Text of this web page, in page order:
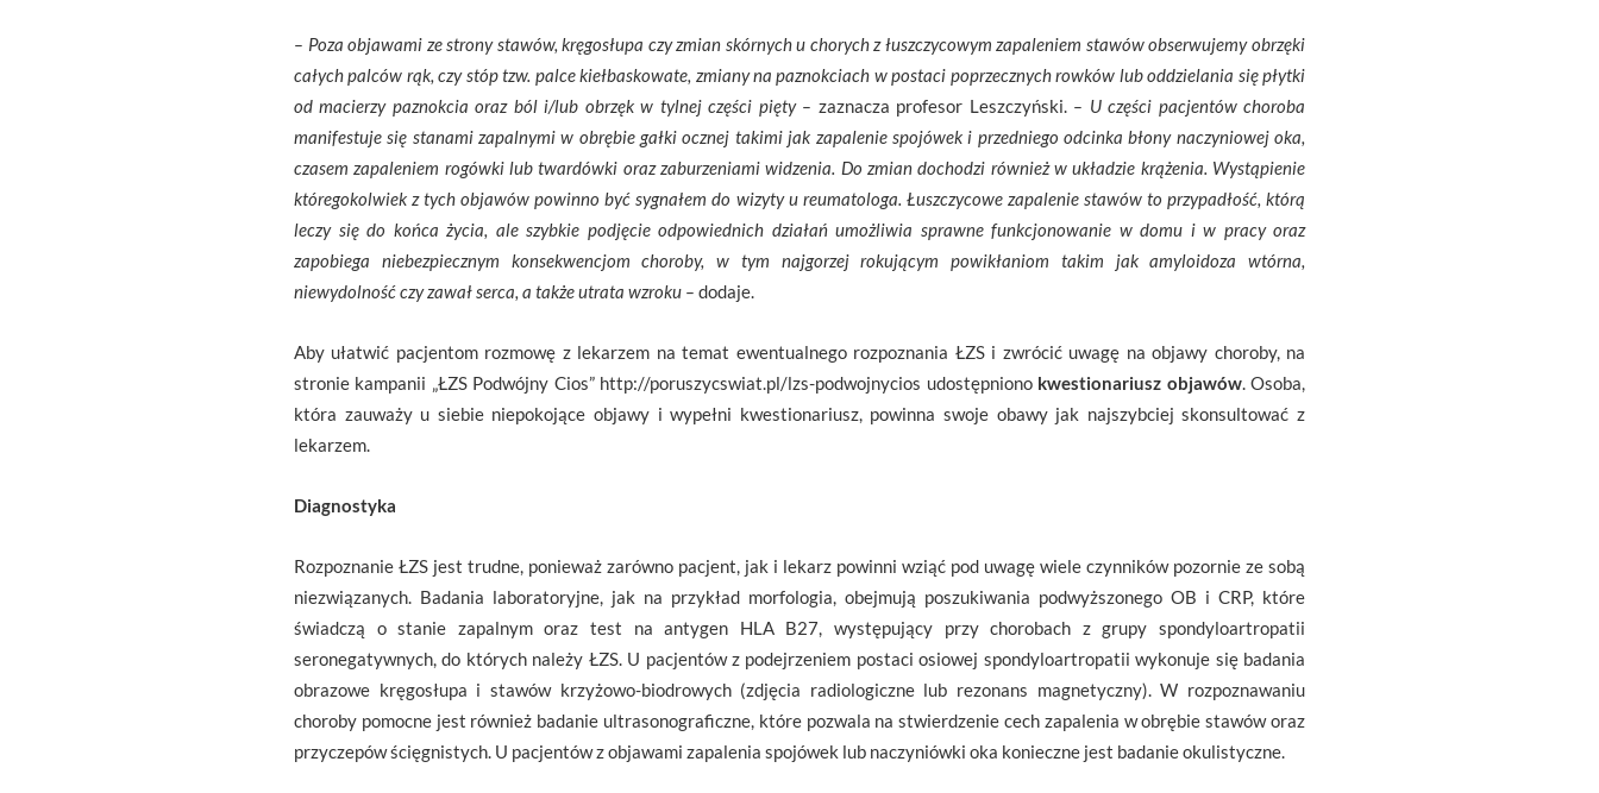
– Poza objawami ze strony stawów, kręgosłupa czy zmian skórnych u chorych z łuszczycowym zapaleniem stawów obserwujemy obrzęki
całych palców rąk, czy stóp tzw. palce kiełbaskowate, zmiany na paznokciach w postaci poprzecznych rowków lub oddzielania się płytki
od macierzy paznokcia oraz ból i/lub obrzęk w tylnej części pięty – zaznacza profesor Leszczyński.– U części pacjentów choroba
manifestuje się stanami zapalnymi w obrębie gałki ocznej takimi jak zapalenie spojówek i przedniego odcinka błony naczyniowej oka,
czasem zapaleniem rogówki lub twardówki oraz zaburzeniami widzenia. Do zmian dochodzi również w układzie krążenia. Wystąpienie
któregokolwiek z tych objawów powinno być sygnałem do wizyty u reumatologa. Łuszczycowe zapalenie stawów to przypadłość, którą
leczy się do końca życia, ale szybkie podjęcie odpowiednich działań umożliwia sprawne funkcjonowanie w domu i w pracy oraz
zapobiega niebezpiecznym konsekwencjom choroby, w tym najgorzej rokującym powikłaniom takim jak amyloidoza wtórna,
niewydolność czy zawał serca, a także utrata wzroku – dodaje.
Aby ułatwić pacjentom rozmowę z lekarzem na temat ewentualnego rozpoznania ŁZS i zwrócić uwagę na objawy choroby, na
stronie kampanii „ŁZS Podwójny Cios” http://poruszycswiat.pl/lzs-podwojnycios udostępniono kwestionariusz objawów. Osoba,
która zauważy u siebie niepokojące objawy i wypełni kwestionariusz, powinna swoje obawy jak najszybciej skonsultować z
lekarzem.
Diagnostyka
Rozpoznanie ŁZS jest trudne, ponieważ zarówno pacjent, jak i lekarz powinni wziąć pod uwagę wiele czynników pozornie ze sobą
niezwiązanych. Badania laboratoryjne, jak na przykład morfologia, obejmują poszukiwania podwyższonego OB i CRP, które
świadczą o stanie zapalnym oraz test na antygen HLA B27, występujący przy chorobach z grupy spondyloartropatii
seronegatywnych, do których należy ŁZS. U pacjentów z podejrzeniem postaci osiowej spondyloartropatii wykonuje się badania
obrazowe kręgosłupa i stawów krzyżowo-biodrowych (zdjęcia radiologiczne lub rezonans magnetyczny). W rozpoznawaniu
choroby pomocne jest również badanie ultrasonograficzne, które pozwala na stwierdzenie cech zapalenia w obrębie stawów oraz
przyczepów ścięgnistych. U pacjentów z objawami zapalenia spojówek lub naczyniówki oka konieczne jest badanie okulistyczne.